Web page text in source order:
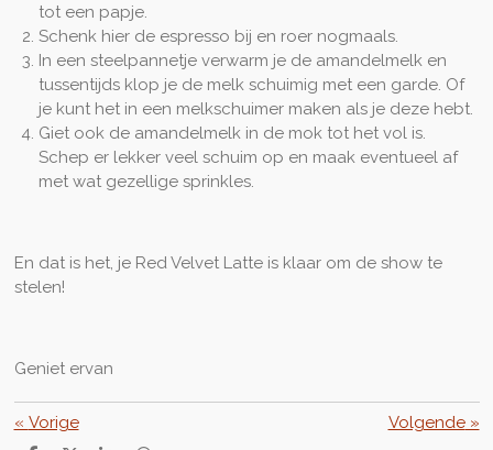
tot een papje.
Schenk hier de espresso bij en roer nogmaals.
In een steelpannetje verwarm je de amandelmelk en
tussentijds klop je de melk schuimig met een garde. Of
je kunt het in een melkschuimer maken als je deze hebt.
Giet ook de amandelmelk in de mok tot het vol is.
Schep er lekker veel schuim op en maak eventueel af
met wat gezellige sprinkles.
En dat is het, je Red Velvet Latte is klaar om de show te
stelen!
Geniet ervan
« Vorige Volgende»